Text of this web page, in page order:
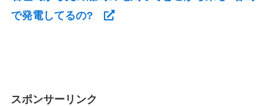
で発電してるの?
スポンサーリンク